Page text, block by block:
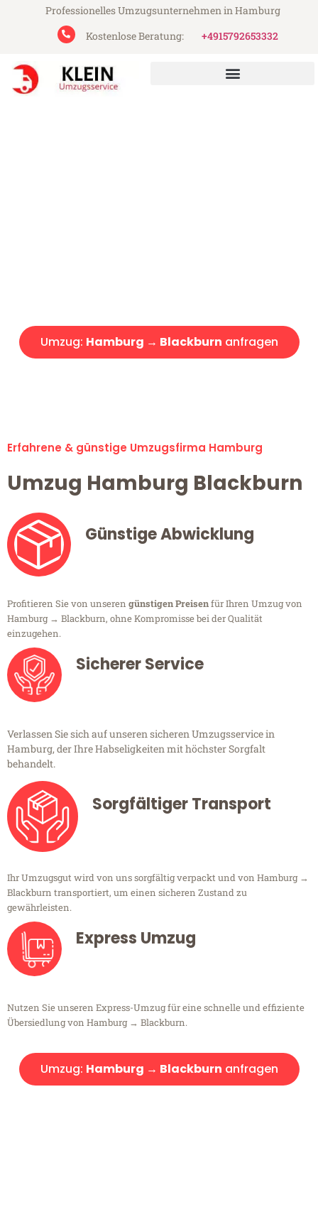
Professionelles Umzugsunternehmen in Hamburg
Kostenlose Beratung:
+4915792653332
Umzug: Hamburg → Blackburn anfragen
Erfahrene & günstige Umzugsfirma Hamburg
Umzug Hamburg Blackburn
Günstige Abwicklung
Profitieren Sie von unseren günstigen Preisenfür Ihren Umzug von
Hamburg → Blackburn, ohne Kompromisse bei der Qualität
einzugehen.
Sicherer Service
Verlassen Sie sich auf unseren sicheren Umzugsservice in
Hamburg, der Ihre Habseligkeiten mit höchster Sorgfalt
behandelt.
Sorgfältiger Transport
Ihr Umzugsgut wird von uns sorgfältig verpackt und von Hamburg →
Blackburn transportiert, um einen sicheren Zustand zu
gewährleisten.
Express Umzug
Nutzen Sie unseren Express-Umzug für eine schnelle und effiziente
Übersiedlung von Hamburg → Blackburn.
Umzug: Hamburg → Blackburn anfragen